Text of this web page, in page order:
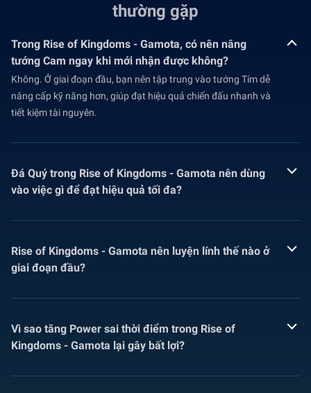
thường gặp
Trong Rise of Kingdoms - Gamota, có nên nâng
tướng Cam ngay khi mới nhận được không?
Không. Ở giai đoạn đầu, bạn nên tập trung vào tướng Tím dễ
nâng cấp kỹ năng hơn, giúp đạt hiệu quả chiến đấu nhanh và
tiết kiệm tài nguyên.
Đá Quý trong Rise of Kingdoms - Gamota nên dùng
vào việc gì để đạt hiệu quả tối đa?
Rise of Kingdoms - Gamota nên luyện lính thế nào ở
giai đoạn đầu?
Vì sao tăng Power sai thời điểm trong Rise of
Kingdoms - Gamota lại gây bất lợi?